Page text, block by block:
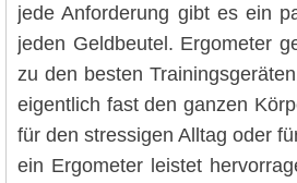
jede Anforderung gibt es ein
jeden Geldbeutel. Ergometer
zu den besten
eigentlich fast den ganzen
für den stressigen Alltag oder
ein Ergometer leistet